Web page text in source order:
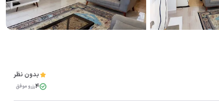
بدون نظر
4رزرو موفق